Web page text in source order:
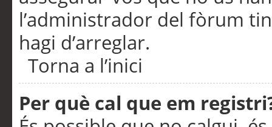
l’administrador del fòrum
hagi d’arreglar.
Torna a l’inici
Per què cal que em